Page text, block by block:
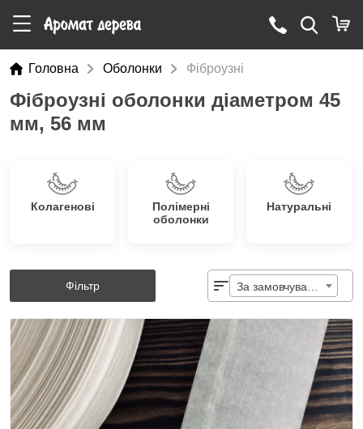
Головна Оболонки Фіброузні
Фіброузні оболонки діаметром 45
мм, 56 мм
Колагенові
Полімерні
оболонки
Натуральні
Фільтр